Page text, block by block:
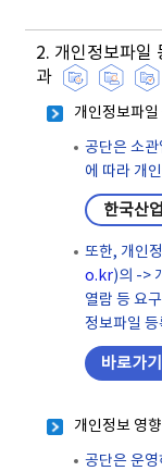
2. 개인정보파일
과
개인정보파
공단은 소
에 따라 개
한국산
또한, 개인
o.kr)의 ->
열람 등 요
정보파일
바로가기
개인정보 영
공단은 운